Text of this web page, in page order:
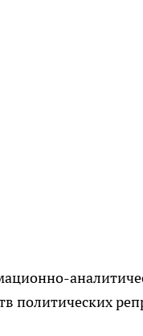
политических